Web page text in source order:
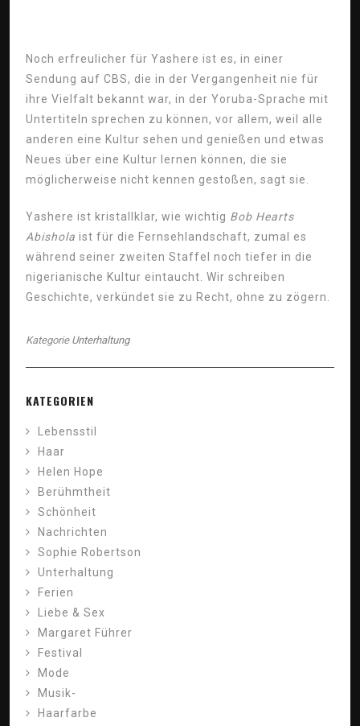
Noch erfreulicher für Yashere ist es, in einer
Sendung auf CBS, die in der Vergangenheit nie für
ihre Vielfalt bekannt war, in der Yoruba-Sprache mit
Untertiteln sprechen zu können, vor allem, weil alle
anderen eine Kultur sehen und genießen und etwas
Neues über eine Kultur lernen können, die sie
möglicherweise nicht kennen gestoßen, sagt sie.
Yashere ist kristallklar, wie wichtig Bob Hearts
Abishola ist für die Fernsehlandschaft, zumal es
während seiner zweiten Staffel noch tiefer in die
nigerianische Kultur eintaucht. Wir schreiben
Geschichte, verkündet sie zu Recht, ohne zu zögern.
Kategorie Unterhaltung
KATEGORIEN
Lebensstil
Haar
Helen Hope
Berühmtheit
Schönheit
Nachrichten
Sophie Robertson
Unterhaltung
Ferien
Liebe & Sex
Margaret Führer
Festival
Mode
Musik-
Haarfarbe